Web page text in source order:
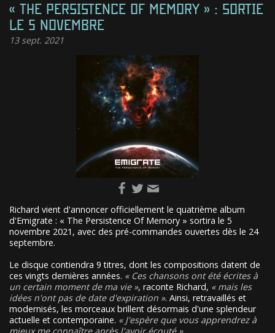
« THE PERSISTENCE OF MEMORY » : SORTIE
LE 5 NOVEMBRE
13sept. 2021
Richard vient d'annoncer officiellement le quatrième album
d'Emigrate : « The Persistence Of Memory » sortira le 5
novembre 2021, avec des pré-commandes ouvertes dès le 24
septembre.
Le disque contiendra 9 titres, dont les compositions datent de
ces vingts dernières années.
Ces chansons ont été écrites à
un certain moment de ma vie , raconte Richard,
mais les
idées n'ont pas de date d'expiration . Ainsi, retravaillés et
modernisés, les morceaux brillent désormais d'une splendeur
actuelle et contemporaine.
J'espère que vous apprendrez à